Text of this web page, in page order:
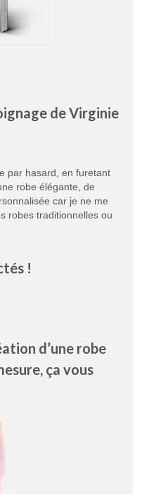
de Virginie
par hasard, en furetant
robe élégante, de
car je ne me
robes traditionnelles ou
!
d’une robe
ça vous